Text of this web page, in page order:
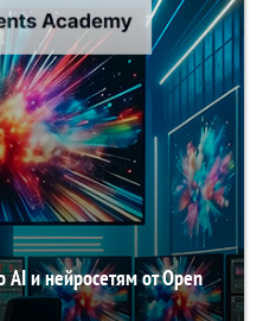
и нейросетям от Open